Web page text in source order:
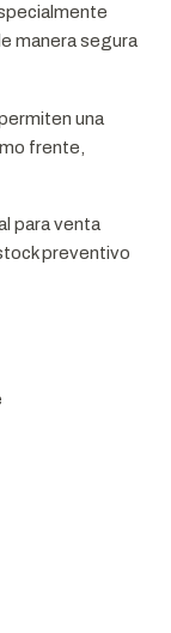
manera segura
una
frente,
para venta
preventivo